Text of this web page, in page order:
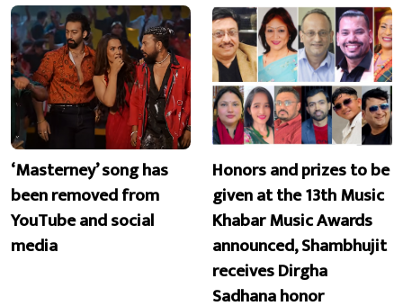
‘Masterney’ song has
been removed from
YouTube and social
media
Honors and prizes to be
given at the 13th Music
Khabar Music Awards
announced, Shambhujit
receives Dirgha
Sadhana honor